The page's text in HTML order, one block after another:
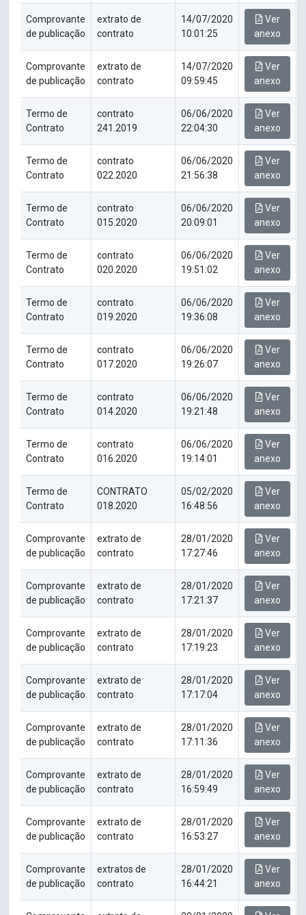
Comprovante
de publicação
extrato de
contrato
14/07/2020
10:01:25
Ver
anexo
Comprovante
de publicação
extrato de
contrato
14/07/2020
09:59:45
Ver
anexo
Termo de
Contrato
contrato
241.2019
06/06/2020
22:04:30
Ver
anexo
Termo de
Contrato
contrato
022.2020
06/06/2020
21:56:38
Ver
anexo
Termo de
Contrato
contrato
015.2020
06/06/2020
20:09:01
Ver
anexo
Termo de
Contrato
contrato
020.2020
06/06/2020
19:51:02
Ver
anexo
Termo de
Contrato
contrato
019.2020
06/06/2020
19:36:08
Ver
anexo
Termo de
Contrato
contrato
017.2020
06/06/2020
19:26:07
Ver
anexo
Termo de
Contrato
contrato
014.2020
06/06/2020
19:21:48
Ver
anexo
Termo de
Contrato
contrato
016.2020
06/06/2020
19:14:01
Ver
anexo
Termo de
Contrato
CONTRATO
018.2020
05/02/2020
16:48:56
Ver
anexo
Comprovante
de publicação
extrato de
contrato
28/01/2020
17:27:46
Ver
anexo
Comprovante
de publicação
extrato de
contrato
28/01/2020
17:21:37
Ver
anexo
Comprovante
de publicação
extrato de
contrato
28/01/2020
17:19:23
Ver
anexo
Comprovante
de publicação
extrato de
contrato
28/01/2020
17:17:04
Ver
anexo
Comprovante
de publicação
extrato de
contrato
28/01/2020
17:11:36
Ver
anexo
Comprovante
de publicação
extrato de
contrato
28/01/2020
16:59:49
Ver
anexo
Comprovante
de publicação
extrato de
contrato
28/01/2020
16:53:27
Ver
anexo
Comprovante
de publicação
extratos de
contrato
28/01/2020
16:44:21
Ver
anexo